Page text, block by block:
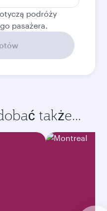
podróży
pasażera.
także...